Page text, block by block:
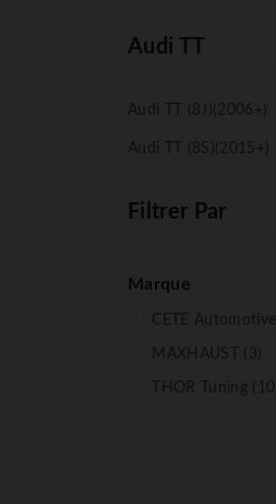
Audi TT
Audi TT (8J)(2006+)
Audi TT (8S)(2015+)
Filtrer Par
Marque
CETE Automotive
MAXHAUST (3)
THOR Tuning (10)